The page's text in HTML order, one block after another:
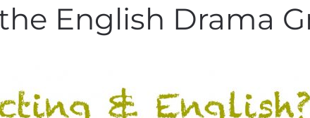
English Drama